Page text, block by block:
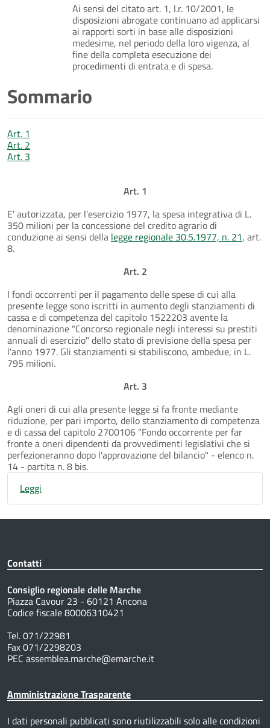
Ai sensi del citato art. 1, l.r. 10/2001, le
disposizioni abrogate continuano ad applicarsi
ai rapporti sorti in base alle disposizioni
medesime, nel periodo della loro vigenza, al
fine della completa esecuzione dei
procedimenti di entrata e di spesa.
Sommario
Art. 1
Art. 2
Art. 3
Art. 1
E' autorizzata, per l'esercizio 1977, la spesa integrativa di L.
350 milioni per la concessione del credito agrario di
conduzione ai sensi della legge regionale 30.5.1977, n. 21, art.
8.
Art. 2
I fondi occorrenti per il pagamento delle spese di cui alla
presente legge sono iscritti in aumento degli stanziamenti di
cassa e di competenza del capitolo 1522203 avente la
denominazione "Concorso regionale negli interessi su prestiti
annuali di esercizio" dello stato di previsione della spesa per
l'anno 1977. Gli stanziamenti si stabiliscono, ambedue, in L.
795 milioni.
Art. 3
Agli oneri di cui alla presente legge si fa fronte mediante
riduzione, per pari importo, dello stanziamento di competenza
e di cassa del capitolo 2700106 "Fondo occorrente per far
fronte a oneri dipendenti da provvedimenti legislativi che si
perfezioneranno dopo l'approvazione del bilancio" - elenco n.
14 - partita n. 8 bis.
Leggi
Contatti
Consiglio regionale delle Marche
Piazza Cavour 23 - 60121 Ancona
Codice fiscale 80006310421
Tel. 071/22981
Fax 071/2298203
PEC assemblea.marche@emarche.it
Amministrazione Trasparente
I dati personali pubblicati sono riutilizzabili solo alle condizioni